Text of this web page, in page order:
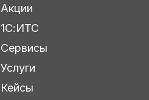
Акции
1С:ИТС
Сервисы
Услуги
Кейсы